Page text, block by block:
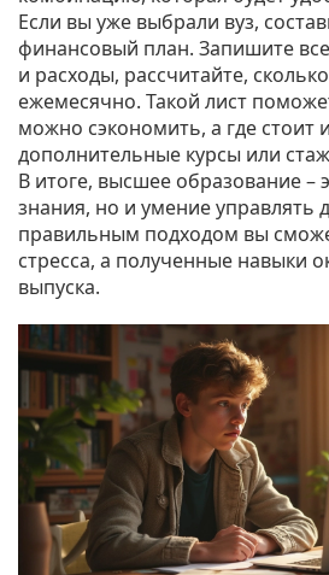
Если вы уже выбрали вуз,
финансовый план. Запишите
и расходы, рассчитайте,
ежемесячно. Такой лист
можно сэкономить, а где стоит
дополнительные курсы или
В итоге, высшее образование –
знания, но и умение управлять
правильным подходом вы
стресса, а полученные навыки
выпуска.